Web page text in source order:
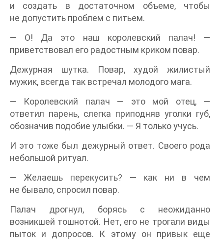
и создать в достаточном объеме, чтобы
не допустить проблем с питьем.
— О! Да это наш королевский палач! —
приветствовал его радостным криком повар.
Дежурная шутка. Повар, худой жилистый
мужик, всегда так встречал молодого мага.
— Королевский палач — это мой отец, —
ответил парень, слегка приподняв уголки губ,
обозначив подобие улыбки. — Я только учусь.
И это тоже был дежурный ответ. Своего рода
небольшой ритуал.
— Желаешь перекусить? — как ни в чем
не бывало, спросил повар.
Палач дрогнул, борясь с неожиданно
возникшей тошнотой. Нет, его не трогали виды
пыток и допросов. К этому он привык еще